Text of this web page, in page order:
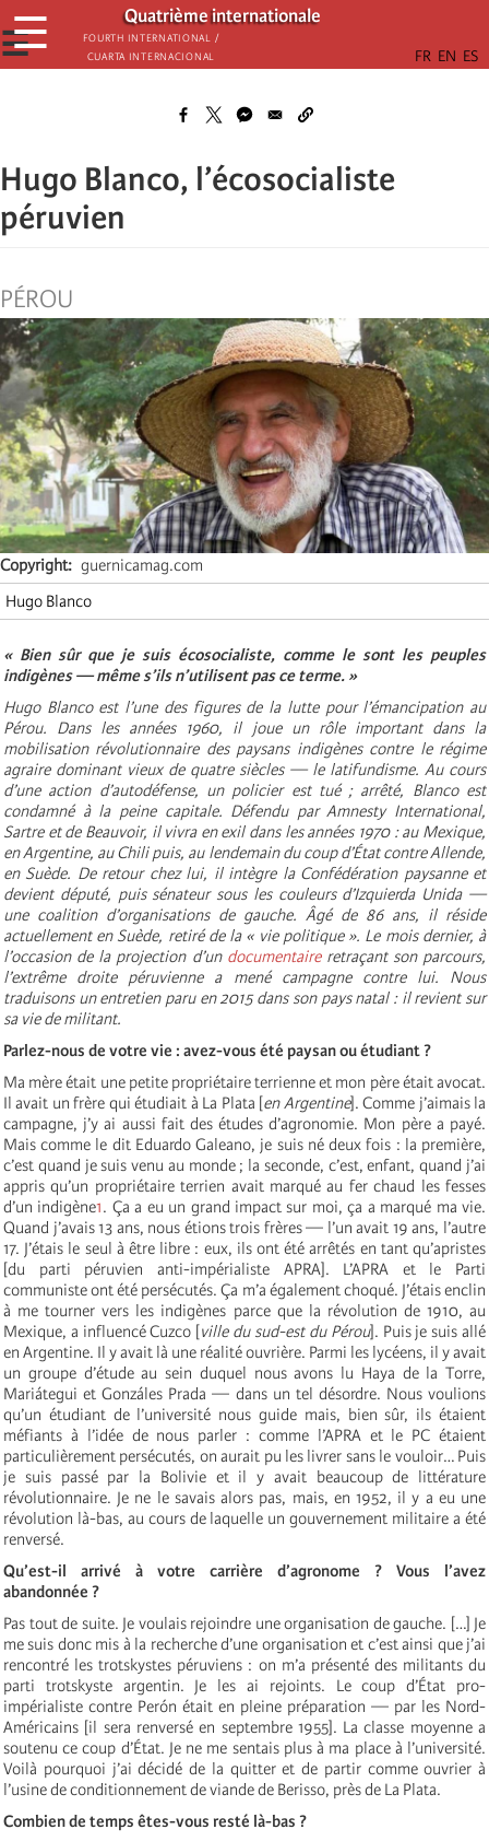
Skip
to
main
Quatrième internationale
Fourth International /
Cuarta Internacional
☰
☰
Hugo Blanco, l’écosocialiste
péruvien
PÉROU
Copyright
guernicamag.com
Hugo Blanco
« Bien sûr que je suis écosocialiste, comme le sont les peuples
indigènes — même s’ils n’utilisent pas ce terme. »
Hugo Blanco est l’une des figures de la lutte pour l’émancipation au
Pérou. Dans les années 1960, il joue un rôle important dans la
mobilisation révolutionnaire des paysans indigènes contre le régime
agraire dominant vieux de quatre siècles — le latifundisme. Au cours
d’une action d’autodéfense, un policier est tué ; arrêté, Blanco est
condamné à la peine capitale. Défendu par Amnesty International,
Sartre et de Beauvoir, il vivra en exil dans les années 1970 : au Mexique,
en Argentine, au Chili puis, au lendemain ducoup d’État contre Allende,
en Suède. De retour chez lui, il intègre la Confédération paysanne et
devient député, puis sénateur sous les couleurs d’Izquierda Unida —
une coalition d’organisations de gauche. Âgé de 86 ans, il réside
actuellement en Suède, retiré de la « vie politique ». Le mois dernier, à
l’occasion de la projection d’un documentaire retraçant son parcours,
l’extrême droite péruvienne a mené campagnecontre lui. Nous
traduisons un entretien paru en 2015 dans son pays natal : il revient sur
sa vie de militant.
Parlez-nous de votre vie : avez-vous été paysan ou étudiant ?
Ma mère était une petite propriétaire terrienne et mon père était avocat.
Il avait un frère qui étudiait à La Plata [en Argentine]. Comme j’aimais la
campagne, j’y ai aussi fait des études d’agronomie. Mon père a payé.
Mais comme le dit Eduardo Galeano, je suis né deux fois : la première,
c’est quand je suis venu au monde ; la seconde, c’est, enfant, quand j’ai
appris qu’un propriétaire terrien avait marqué au fer chaud les fesses
d’un indigène1. Ça a eu un grand impact sur moi, ça a marqué ma vie.
Quand j’avais 13 ans, nous étions trois frères — l’un avait 19 ans, l’autre
17. J’étais le seul à être libre : eux, ils ont été arrêtés en tant qu’apristes
[du parti péruvien anti-impérialiste APRA]. L’APRA et le Parti
communiste ont été persécutés. Ça m’a également choqué. J’étais enclin
à me tourner vers les indigènes parce que la révolution de 1910, au
Mexique, a influencé Cuzco [ville du sud-est du Pérou]. Puis je suis allé
en Argentine. Il y avait là une réalité ouvrière. Parmi les lycéens, il y avait
un groupe d’étude au sein duquel nous avons lu Haya de la Torre,
Mariátegui et Gonzáles Prada — dans un tel désordre. Nous voulions
qu’un étudiant de l’université nous guide mais, bien sûr, ils étaient
méfiants à l’idée de nous parler : comme l’APRA et le PC étaient
particulièrement persécutés, on aurait pu les livrer sans le vouloir… Puis
je suis passé par la Bolivie et il y avait beaucoup de littérature
révolutionnaire. Je ne le savais alors pas, mais, en 1952, il y a eu une
révolution là-bas, au cours de laquelle un gouvernement militaire a été
renversé.
Qu’est-il arrivé à votre carrière d’agronome ? Vous l’avez
abandonnée ?
Pas tout de suite. Je voulais rejoindre une organisation de gauche. […] Je
me suis donc mis à la recherche d’une organisation et c’est ainsi que j’ai
rencontré les trotskystes péruviens : on m’a présenté des militants du
parti trotskyste argentin. Je les ai rejoints. Le coup d’État pro-
impérialiste contre Perón était en pleine préparation — par les Nord-
Américains [il sera renversé en septembre 1955]. La classe moyenne a
soutenu ce coup d’État. Je ne me sentais plus à ma place à l’université.
Voilà pourquoi j’ai décidé de la quitter et de partir comme ouvrier à
l’usine de conditionnement de viande de Berisso, près de La Plata.
Combien de temps êtes-vous resté là-bas ?